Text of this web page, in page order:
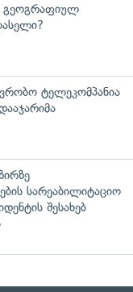
გეოგრაფიულ
ტელეკომპანია
სარეაბილიტაციო
შესახებ